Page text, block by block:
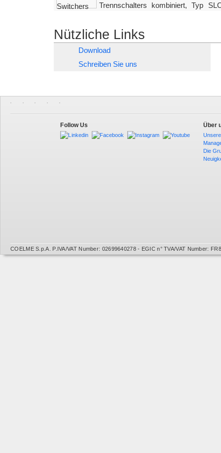
Trennschalters kombiniert, Typ
Nützliche Links
Download
Schreiben Sie uns
Follow Us Über
Die
COELME S.p.A. P.IVA/VAT Number: 02699640278 - EGIC n° TVA/VAT Number: